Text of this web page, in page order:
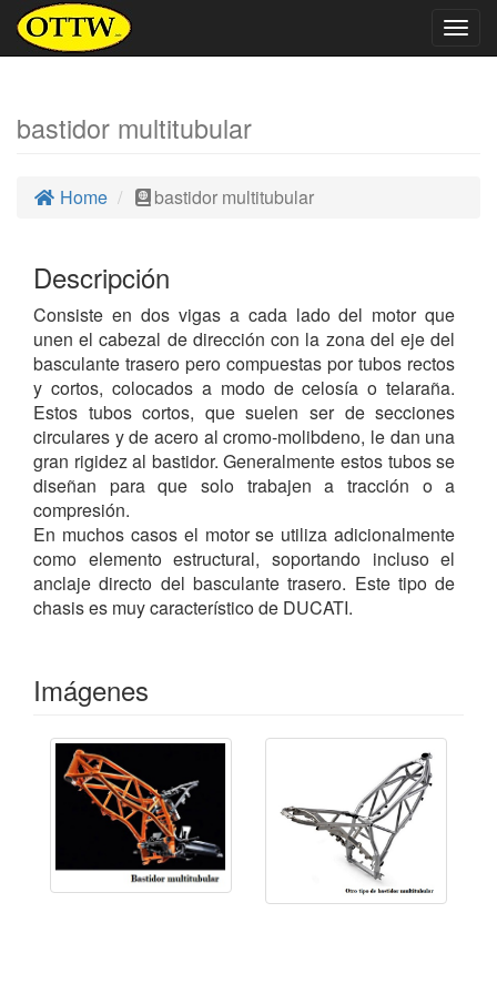
bastidor multitubular
Home bastidor multitubular
Descripción
Consiste en dos vigas a cada lado del motor que
unen el cabezal de dirección con la zona del eje del
basculante trasero pero compuestas por tubos rectos
y cortos, colocados a modo de celosía o telaraña.
Estos tubos cortos, que suelen ser de secciones
circulares y de acero al cromo-molibdeno, le dan una
gran rigidez al bastidor. Generalmente estos tubos se
diseñan para que solo trabajen a tracción o a
compresión.
En muchos casos el motor se utiliza adicionalmente
como elemento estructural, soportando incluso el
anclaje directo del basculante trasero. Este tipo de
chasis es muy característico de DUCATI.
Imágenes